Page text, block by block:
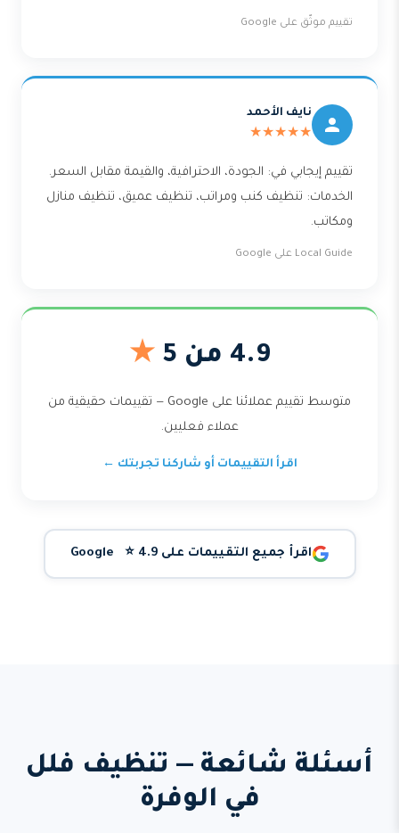
تقييم موثّق على Google
نايف الأحمد
★★★★★
تقييم إيجابي في: الجودة، الاحترافية، والقيمة مقابل السعر.
الخدمات: تنظيف كنب ومراتب، تنظيف عميق، تنظيف منازل
ومكاتب.
Local Guide على Google
4.9 من 5 ★
متوسط تقييم عملائنا على Google — تقييمات حقيقية من
عملاء فعليين.
اقرأ التقييمات أو شاركنا تجربتك ←
اقرأ جميع التقييمات على Google ⭐ 4.9
أسئلة شائعة — تنظيف فلل
في الوفرة